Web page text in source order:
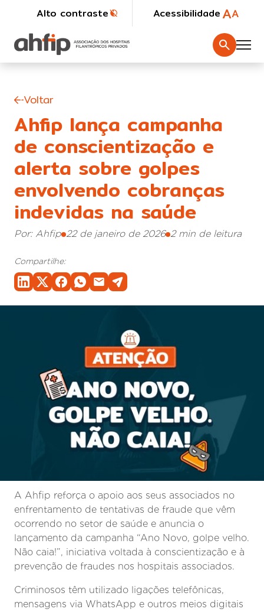
Alto contraste Acessibilidade AA
Voltar
Ahfip lança campanha
de conscientização e
alerta sobre golpes
envolvendo cobranças
indevidas na saúde
Por: Ahfip 22 de janeiro de 2026 2 min de leitura
Compartilhe:
A Ahfip reforça o apoio aos seus associados no
enfrentamento de tentativas de fraude que vêm
ocorrendo no setor de saúde e anuncia o
lançamento da campanha “Ano Novo, golpe velho.
Não caia!”, iniciativa voltada à conscientização e à
prevenção de fraudes nos hospitais associados.
Criminosos têm utilizado ligações telefônicas,
mensagens via WhatsApp e outros meios digitais